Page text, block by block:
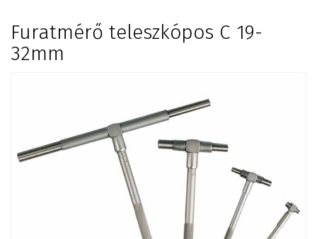
Furatmérő teleszkópos C 19-
32mm